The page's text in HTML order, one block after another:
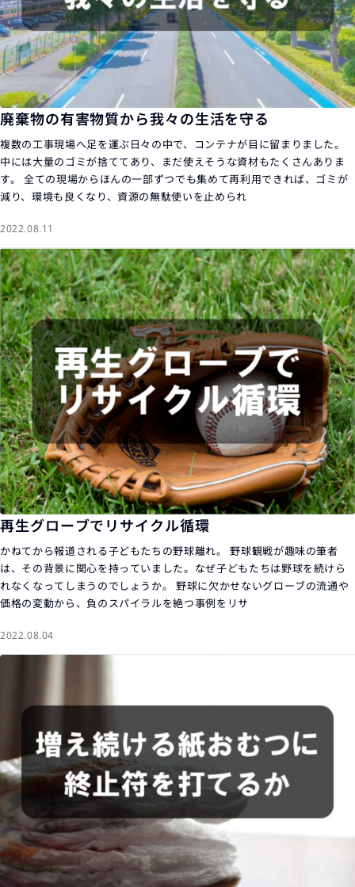
廃棄物の有害物質から我々の生活を守る
複数の工事現場へ足を運ぶ日々の中で、コンテナが目に留まりました。
中には大量のゴミが捨ててあり、まだ使えそうな資材もたくさんありま
す。 全ての現場からほんの一部ずつでも集めて再利用できれば、ゴミが
減り、環境も良くなり、資源の無駄使いを止められ
2022.08.11
再生グローブでリサイクル循環
かねてから報道される子どもたちの野球離れ。 野球観戦が趣味の筆者
は、その背景に関心を持っていました。なぜ子どもたちは野球を続けら
れなくなってしまうのでしょうか。 野球に欠かせないグローブの流通や
価格の変動から、負のスパイラルを絶つ事例をリサ
2022.08.04